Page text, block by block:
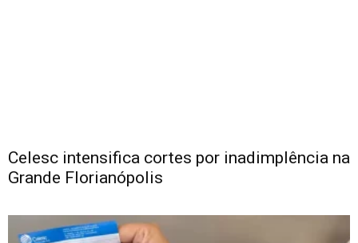
Celesc intensifica cortes por inadimplência na
Grande Florianópolis